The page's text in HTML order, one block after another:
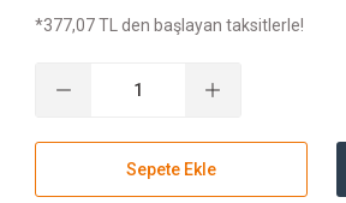
*377,07 TL den başlayan taksitlerle!
Sepete Ekle